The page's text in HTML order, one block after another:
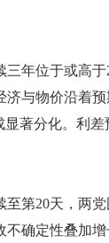
位于或高于
与物价沿着
著分化。利
第20天，两党
不确定性叠加